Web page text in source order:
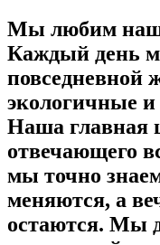
Мы любим наш
Каждый день
повседневной
экологичные
Наша главная
отвечающего
мы точно
меняются, а
остаются. Мы